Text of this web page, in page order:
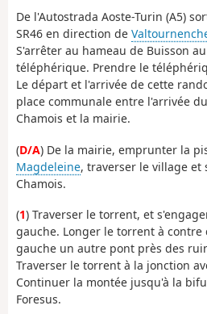
De l'Autostrada Aoste-Turin (A5)
SR46 en direction de
S'arrêter au hameau de Buisson
téléphérique. Prendre le
Le départ et l'arrivée de cette
place communale entre l'arrivée
Chamois et la mairie.
(D/A) De la mairie, emprunter la
Magdeleine, traverser le village et
Chamois.
(1) Traverser le torrent, et
gauche. Longer le torrent à contre
gauche un autre pont près des
Traverser le torrent à la jonction
Continuer la montée jusqu'à la
Foresus.